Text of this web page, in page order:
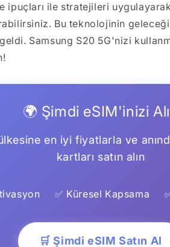
ipuçları ile stratejileri
Bu teknolojinin
Samsung S20 5G'nizi
🌍 Şimdi eSIM'inizi
en iyi fiyatlarla ve
kartları satın alın
✅ Küresel Kapsama
🛒 Şimdi eSIM Satın Al